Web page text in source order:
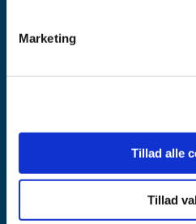
Marketing
Tillad alle
Tillad
Axel Heides Gade 1
Email:dkma@dkma.dk
Lægemiddelstyrelsen er en del